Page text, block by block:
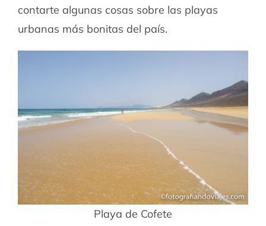
contarte algunas cosas sobre las playas
urbanas más bonitas del país.
Playa de Cofete